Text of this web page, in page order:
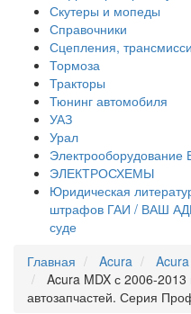
Скутеры и мопеды
Справочники
Сцепления,
Тормоза
Тракторы
Тюнинг автомобиля
УАЗ
Урал
Электрооборудование
ЭЛЕКТРОСХЕМЫ
Юридическая
штрафов ГАИ / ВАШ
суде
Главная
Acura
Acura MDX с 2006-2013
автозапчастей. Серия